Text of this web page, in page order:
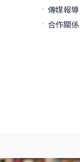
傳媒報導
合作關係